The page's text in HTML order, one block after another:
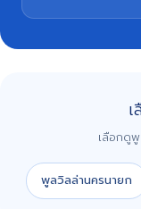
เลือกดู
พูลวิลล่านครนายก